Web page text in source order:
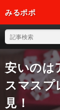
みるポポ
安いのは
スマスプ
見！